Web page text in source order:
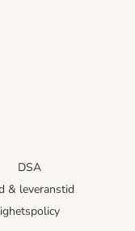
DSA
& leveranstid